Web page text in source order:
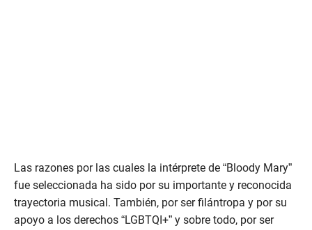
Las razones por las cuales la intérprete de “Bloody Mary”
fue seleccionada ha sido por su importante y reconocida
trayectoria musical. También, por ser filántropa y por su
apoyo a los derechos “LGBTQI+” y sobre todo, por ser